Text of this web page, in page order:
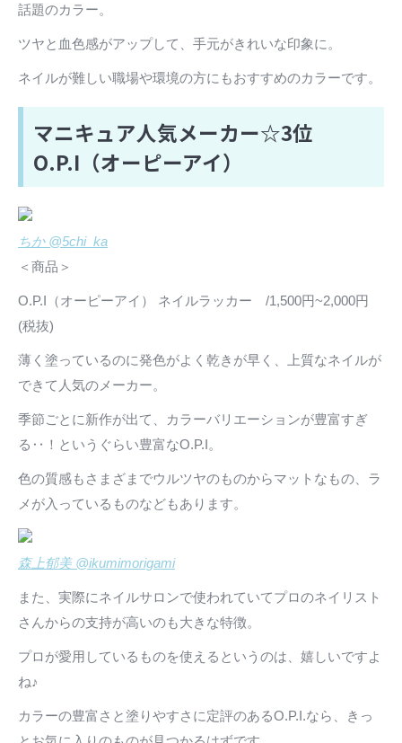
話題のカラー。
ツヤと血色感がアップして、手元がきれいな印象に。
ネイルが難しい職場や環境の方にもおすすめのカラーです。
マニキュア人気メーカー☆3位
O.P.I（オーピーアイ）
ちか @5chi_ka
＜商品＞
O.P.I（オーピーアイ） ネイルラッカー /1,500円~2,000円
(税抜)
薄く塗っているのに発色がよく乾きが早く、上質なネイルが
できて人気のメーカー。
季節ごとに新作が出て、カラーバリエーションが豊富すぎ
る‥！というぐらい豊富なO.P.I。
色の質感もさまざまでウルツヤのものからマットなもの、ラ
メが入っているものなどもあります。
森上郁美 @ikumimorigami
また、実際にネイルサロンで使われていてプロのネイリスト
さんからの支持が高いのも大きな特徴。
プロが愛用しているものを使えるというのは、嬉しいですよ
ね♪
カラーの豊富さと塗りやすさに定評のあるO.P.I.なら、きっ